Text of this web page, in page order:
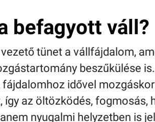
befagyott váll?
tünet a vállfájdalom,
beszűkülése
idővel
így az öltözködés,
nyugalmi helyzetben is